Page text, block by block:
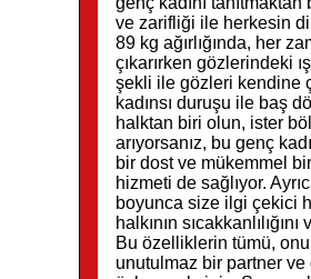
ve zarifliği ile herkesin
89 kg ağırlığında, her
çıkarırken gözlerindeki
şekli ile gözleri kendine
kadınsı duruşu ile baş
halktan biri olun, ister
arıyorsanız, bu genç
bir dost ve mükemmel
hizmeti de sağlıyor.
boyunca size ilgi çekici
halkının
Bu özelliklerin tümü,
unutulmaz bir partner ve